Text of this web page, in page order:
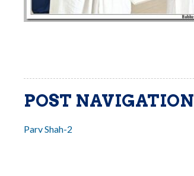
POST NAVIGATION
Parv Shah-2